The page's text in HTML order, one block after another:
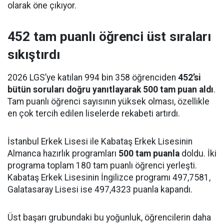
olarak öne çıkıyor.
452 tam puanlı öğrenci üst sıraları
sıkıştırdı
2026 LGS’ye katılan 994 bin 358 öğrenciden 452’si
bütün soruları doğru yanıtlayarak 500 tam puan aldı.
Tam puanlı öğrenci sayısının yüksek olması, özellikle
en çok tercih edilen liselerde rekabeti artırdı.
İstanbul Erkek Lisesi ile Kabataş Erkek Lisesinin
Almanca hazırlık programları 500 tam puanla doldu. İki
programa toplam 180 tam puanlı öğrenci yerleşti.
Kabataş Erkek Lisesinin İngilizce programı 497,7581,
Galatasaray Lisesi ise 497,4323 puanla kapandı.
Üst başarı grubundaki bu yoğunluk, öğrencilerin daha